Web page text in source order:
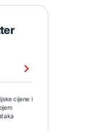
cijene i